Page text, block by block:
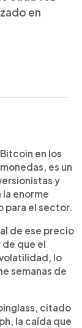
en
en los
es un
y
enorme
para el sector.
de ese precio
de que el
lo
semanas de
citado
la caída que